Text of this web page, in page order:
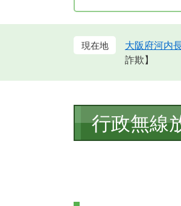
検
大阪府河内
詐欺】
文
行政無線